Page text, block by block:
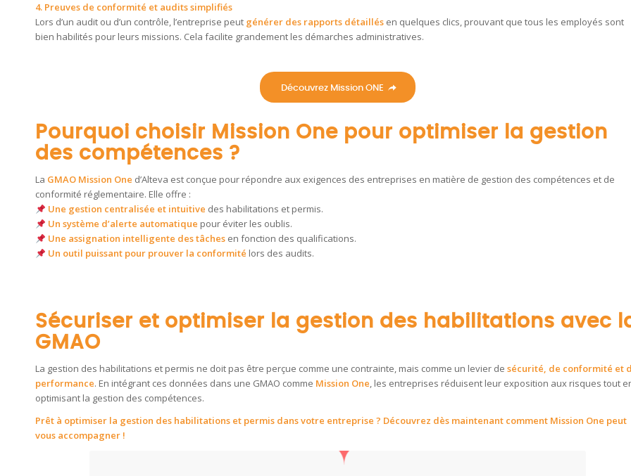
4. Preuves de conformité et audits simplifiés
Lors d’un audit ou d’un contrôle, l’entreprise peut générer des rapports détaillés en quelques clics, prouvant que tous les employés sont
bien habilités pour leurs missions. Cela facilite grandement les démarches administratives.
Découvrez Mission ONE
Pourquoi choisir Mission One pour optimiser la gestion
des compétences ?
La GMAO Mission One d’Alteva est conçue pour répondre aux exigences des entreprises en matière de gestion des compétences et de
conformité réglementaire. Elle offre :
Une gestion centralisée et intuitive des habilitations et permis.
Un système d’alerte automatique pour éviter les oublis.
Une assignation intelligente des tâchesen fonction des qualifications.
Un outil puissant pour prouver la conformité lors des audits.
Sécuriser et optimiser la gestion des habilitations avec
GMAO
La gestion des habilitations et permis ne doit pas être perçue comme une contrainte, mais comme un levier de sécurité, de conformité et
performance. En intégrant ces données dans une GMAO comme Mission One, les entreprises réduisent leur exposition aux risques tout
optimisant la gestion des compétences.
Prêt à optimiser la gestion des habilitations et permis dans votre entreprise ? Découvrez dès maintenant comment Mission One peut
vous accompagner !